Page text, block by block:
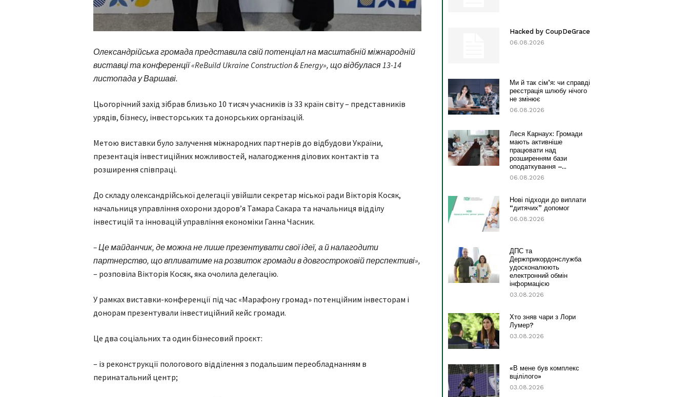
Олександрійська громада представила свій потенціал на масштабній міжнародній
виставці та конференції «ReBuild Ukraine Construction & Energy», що відбулася 13-14
листопада у Варшаві.
Цьогорічний захід зібрав близько 10 тисяч учасників із 33 країн світу – представників
урядів, бізнесу, інвесторських та донорських організацій.
Метою виставки було залучення міжнародних партнерів до відбудови України,
презентація інвестиційних можливостей, налагодження ділових контактів та
розширення співпраці.
До складу олександрійської делегації увійшли секретар міської ради Вікторія Косяк,
начальниця управління охорони здоров’я Тамара Сакара та начальниця відділу
інвестицій та інновацій управління економіки Ганна Часник.
– Це майданчик, де можна не лише презентувати свої ідеї, а й налагодити
партнерство, що впливатиме на розвиток громади в довгостроковій перспективі»,
– розповіла Вікторія Косяк, яка очолила делегацію.
У рамках виставки-конференції під час «Марафону громад» потенційним інвесторам і
донорам презентували інвестиційний кейс громади.
Це два соціальних та один бізнесовий проєкт:
– із реконструкції пологового відділення з подальшим переобладнанням в
перинатальний центр;
Hacked by CoupDeGrace
06.08.2026
Ми й так сім’я: чи справді
реєстрація шлюбу нічого
не змінює
06.08.2026
Леся Карнаух: Громади
мають активніше
працювати над
розширенням бази
оподаткування –...
06.08.2026
Нові підходи до виплати
“дитячих” допомог
06.08.2026
ДПС та
Держприкордонслужба
удосконалюють
електронний обмін
інформацією
03.08.2026
Хто зняв чари з Лори
Лумер?
03.08.2026
«В мене був комплекс
вцілілого»
03.08.2026